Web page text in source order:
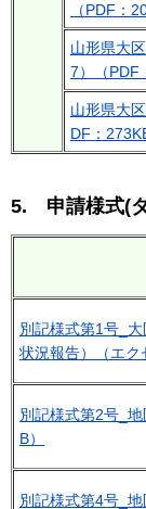
（PDF：
山形県大
7）（PDF
山形県大
DF：
5. 申請様式(
別記様式第1号_
状況報告）（エク
別記様式第2号 地
B）
別記様式第4号 地